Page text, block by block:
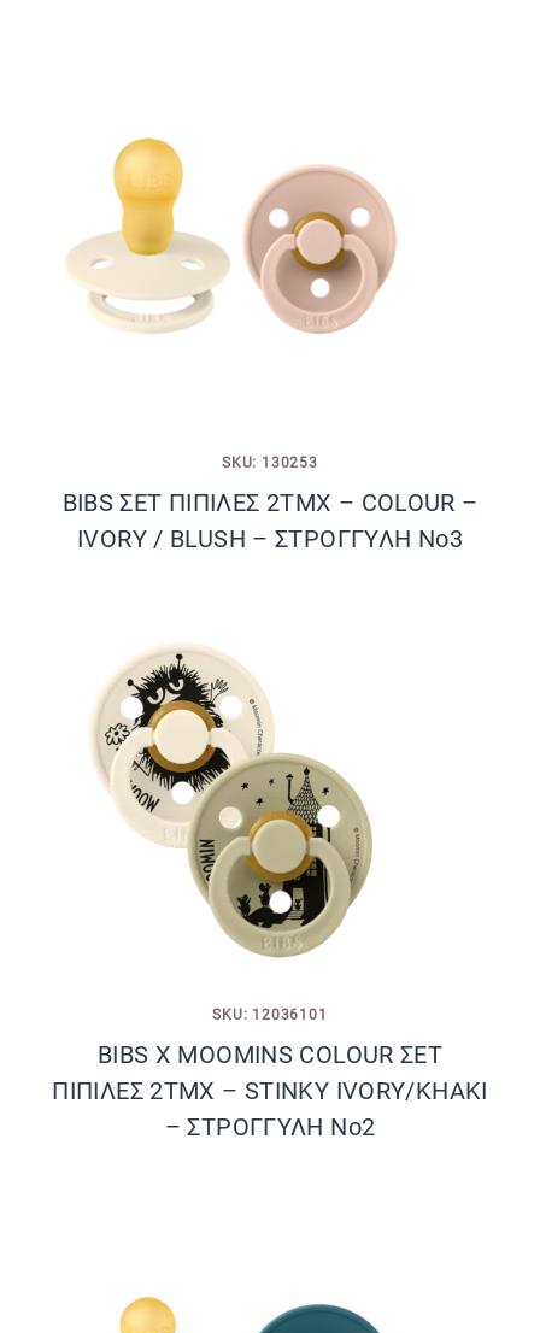
SKU: 130253
BIBS ΣΕΤ ΠΙΠΙΛΕΣ 2ΤΜΧ – COLOUR –
IVORY / BLUSH – ΣΤΡΟΓΓΥΛΗ No3
SKU: 12036101
BIBS X MOOMINS COLOUR ΣΕΤ
ΠΙΠΙΛΕΣ 2ΤΜΧ – STINKY IVORY/KHAKI
– ΣΤΡΟΓΓΥΛΗ No2